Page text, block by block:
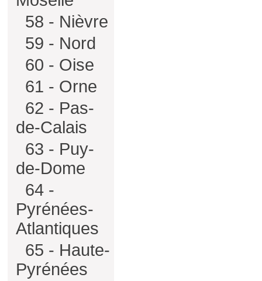
58 - Nièvre
59 - Nord
60 - Oise
61 - Orne
62 - Pas-
de-Calais
63 - Puy-
de-Dome
64 -
Pyrénées-
Atlantiques
65 - Haute-
Pyrénées